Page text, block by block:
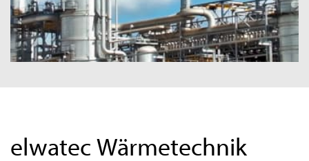
elwatec Wärmetechnik